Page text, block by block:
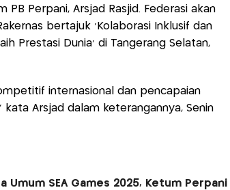
Perpani, Arsjad Rasjid. Federasi akan
bertajuk 'Kolaborasi Inklusif dan
Prestasi Dunia' di Tangerang Selatan,
internasional dan pencapaian
Arsjad dalam keterangannya, Senin
Umum SEA Games 2025, Ketum Perpani